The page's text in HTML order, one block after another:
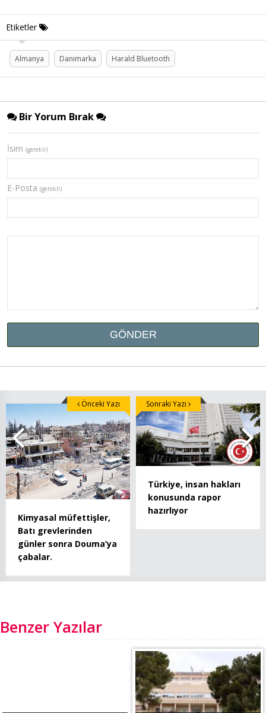
Etiketler
Almanya Danimarka Harald Bluetooth
Bir Yorum Bırak
İsim (gerekli)
E-Posta (gerekli)
Kimyasal müfettişler,
Batı grevlerinden
günler sonra Douma’ya
çabalar.
Önceki Yazı
Türkiye, insan hakları
konusunda rapor
hazırlıyor
Sonraki Yazı
Benzer Yazılar